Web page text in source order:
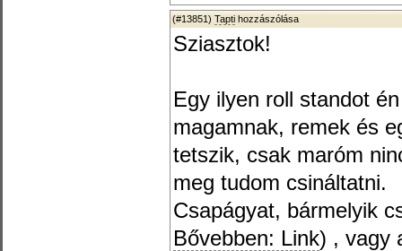
(#13851) Tapti hozzászólása
Sziasztok!
Egy ilyen roll standot
magamnak, remek és
tetszik, csak maróm
meg tudom csináltatni.
Csapágyat, bármelyik
Bővebben: Link) , vagy